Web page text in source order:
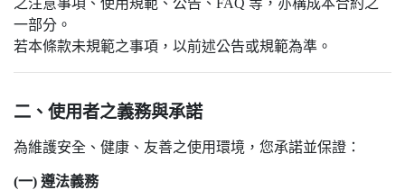
之注意事項、使用規範、公告、FAQ 等，亦構成本合約之
一部分。
若本條款未規範之事項，以前述公告或規範為準。
二、使用者之義務與承諾
為維護安全、健康、友善之使用環境，您承諾並保證：
(一) 遵法義務